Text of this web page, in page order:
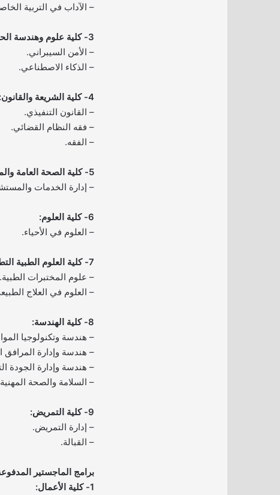
– الآداب في التربية
3- كلية علوم وهندسة الحاسب الآلي:
– الأمن السيبراني.
– الذكاء الاصطناعي.
4- كلية الشريعة والقانون:
– القانون التنفيذي.
– فقه النظام القضائي.
– الفقه.
5- كلية الصحة العامة والمعلوماتية الصحية:
– إدارة الخدمات
6- كلية العلوم:
– العلوم في الأحياء.
7- كلية العلوم الطبية التطبيقية:
– علوم المختبرات الطبية.
– العلوم في العلاج
8- كلية الهندسة:
– هندسة وتكنولوجيا
– هندسة وإدارة المرافق
– هندسة وإدارة الجودة
– السلامة والصحة
9- كلية التمريض:
– إدارة التمريض.
– القبالة.
برامج الماجستير
1- كلية الأعمال: